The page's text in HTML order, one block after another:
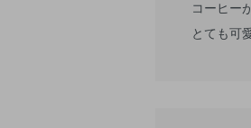
コーヒー
とても可